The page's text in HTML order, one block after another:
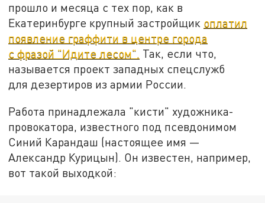
прошло и месяца с тех пор, как в
Екатеринбурге крупный застройщик оплатил
появление граффити в центре города
с фразой "Идите лесом". Так, если что,
называется проект западных спецслужб
для дезертиров из армии России.
Работа принадлежала "кисти" художника-
провокатора, известного под псевдонимом
Синий Карандаш (настоящее имя —
Александр Курицын). Он известен, например,
вот такой выходкой: